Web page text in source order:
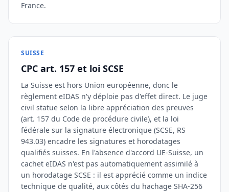
France.
SUISSE
CPC art. 157 et loi SCSE
La Suisse est hors Union européenne, donc le
règlement eIDAS n'y déploie pas d'effet direct. Le juge
civil statue selon la libre appréciation des preuves
(art. 157 du Code de procédure civile), et la loi
fédérale sur la signature électronique (SCSE, RS
943.03) encadre les signatures et horodatages
qualifiés suisses. En l'absence d'accord UE-Suisse, un
cachet eIDAS n'est pas automatiquement assimilé à
un horodatage SCSE : il est apprécié comme un indice
technique de qualité, aux côtés du hachage SHA-256